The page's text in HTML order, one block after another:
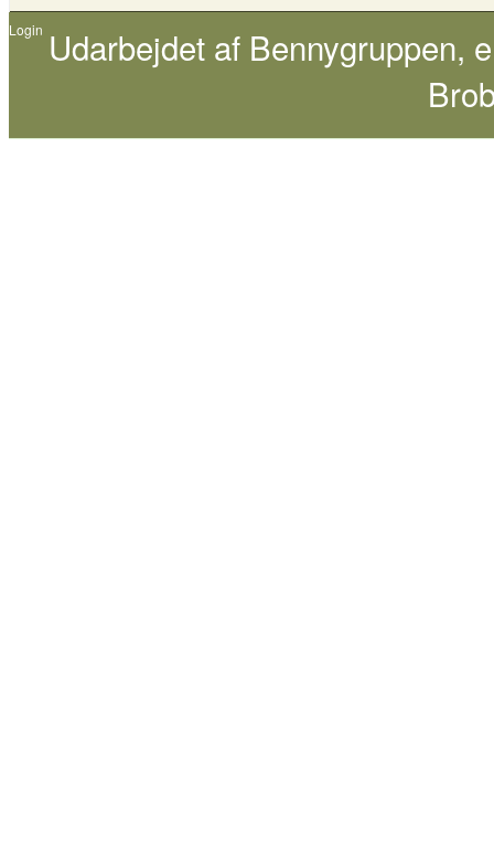
Login Udarbejdet af Bennygruppen,